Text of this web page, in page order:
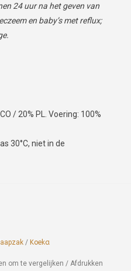
24 uur na het geven van
en baby’s met reflux;
/ 20% PL. Voering: 100%
30°C, niet in de
/ Koeka
om te vergelijken / Afdrukken